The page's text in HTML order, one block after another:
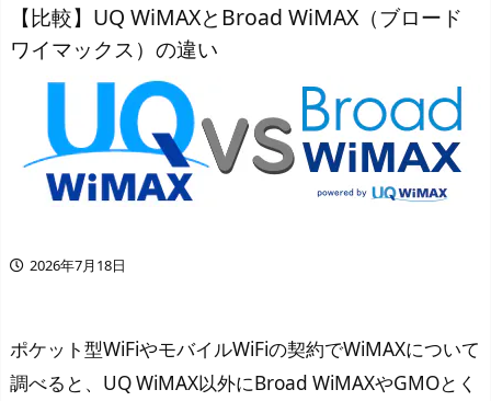
【比較】UQ WiMAXとBroad WiMAX（ブロード
ワイマックス）の違い
2026年7月18日
ポケット型WiFiやモバイルWiFiの契約でWiMAXについて
調べると、UQ WiMAX以外にBroad WiMAXやGMOとく